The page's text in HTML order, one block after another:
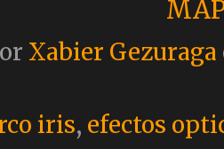
Xabier Gezuraga
iris, efectos